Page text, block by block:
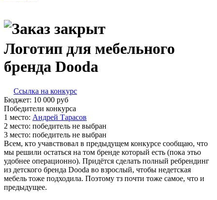
Логотип для мебельного
бренда Dooda
Ссылка на конкурс
Бюджет: 10 000 руб
Победители конкурса
1 место: Ан­дрей Та­расов
2 место: победитель не выбран
3 место: победитель не выбран
Всем, кто учавствовал в предыдущем конкурсе сообщаю, что
мы решили остаться на том бренде который есть (пока этьо
удобнее операционно). Придётся сделать полный ребрендинг
из детского бренда Dooda во взрослый, чтобы недетская
мебель тоже подходила. Поэтому тз почти тоже самое, что и
предыдущее.